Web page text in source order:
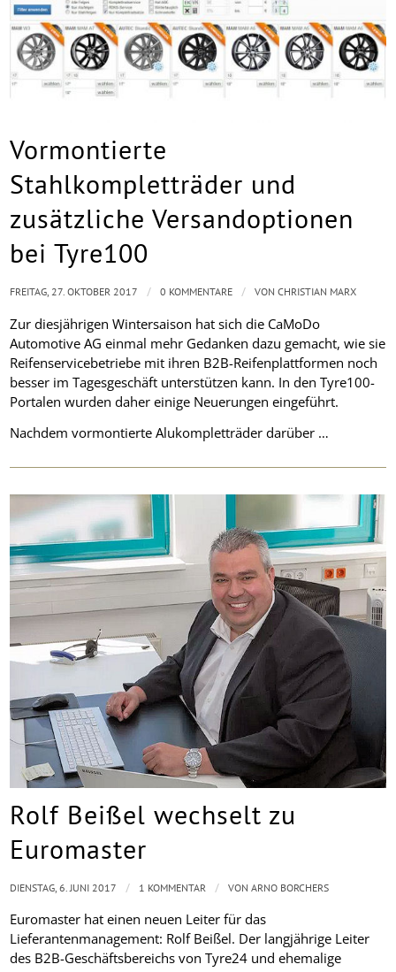
Vormontierte
Stahlkompletträder und
zusätzliche Versandoptionen
bei Tyre100
Zur diesjährigen Wintersaison hat sich die CaMoDo
Automotive AG einmal mehr Gedanken dazu gemacht, wie sie
Reifenservicebetriebe mit ihren B2B-Reifenplattformen noch
besser im Tagesgeschäft unterstützen kann. In den Tyre100-
Portalen wurden daher einige Neuerungen eingeführt.
Nachdem vormontierte Alukompletträder darüber …
FREITAG, 27. OKTOBER 2017 / 0 KOMMENTARE / VONCHRISTIAN MARX
Rolf Beißel wechselt zu
Euromaster
Euromaster hat einen neuen Leiter für das
Lieferantenmanagement: Rolf Beißel. Der langjährige Leiter
des B2B-Geschäftsbereichs von Tyre24 und ehemalige
DIENSTAG, 6. JUNI 2017 / 1 KOMMENTAR / VONARNO BORCHERS